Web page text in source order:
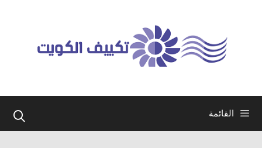
القائمة